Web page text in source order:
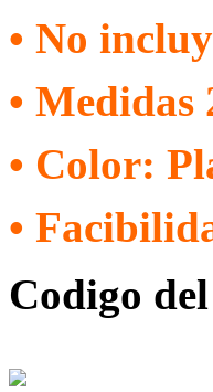
• No
• Medidas
• Color:
•
Codigo